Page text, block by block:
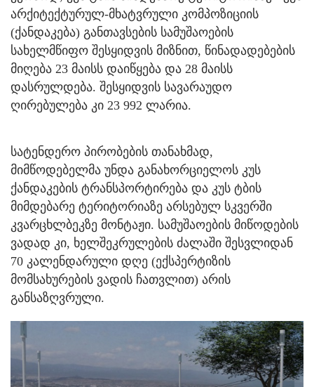
არქიტექტურულ-მხატვრული კომპოზიციის
(ქანდაკება) განთავსების სამუშაოების
სახელმწიფო შესყიდვის მიზნით, წინადადებების
მიღება 23 მაისს დაიწყება და 28 მაისს
დასრულდება. შესყიდვის სავარაუდო
ღირებულება კი 23 992 ლარია.
სატენდერო პირობების თანახმად,
მიმწოდებელმა უნდა განახორციელოს კუს
ქანდაკების ტრანსპორტირება და კუს ტბის
მიმდებარე ტერიტორიაზე არსებულ სკვერში
კვარცხლბეკზე მონტაჟი. სამუშაოების მიწოდების
ვადად კი, ხელშეკრულების ძალაში შესვლიდან
70 კალენდარული დღე (ექსპერტიზის
მომსახურების ვადის ჩათვლით) არის
განსაზღვრული.